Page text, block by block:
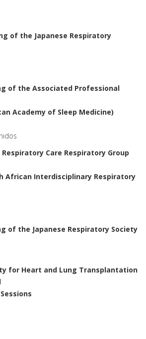
of the Japanese Respiratory
of the Associated Professional
Academy of Sleep Medicine)
Care Respiratory Group
African Interdisciplinary Respiratory
of the Japanese Respiratory Society
for Heart and Lung Transplantation